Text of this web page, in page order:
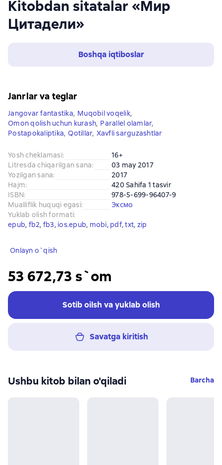
Kitobdan sitatalar «Мир
Цитадели»
Boshqa iqtiboslar
Janrlar va teglar
Jangovar fantastika, Muqobil voqelik,
Omon qolish uchun kurash, Parallel olamlar,
Postapokaliptika, Qotillar, Xavfli sarguzashtlar
Yosh cheklamasi:
16+
Litresda chiqarilgan sana:
03 may 2017
Yozilgan sana:
2017
Hajm:
420 Sahifa 1 tasvir
ISBN:
978-5-699-96407-9
Mualliflik huquqi egasi:
Эксмо
Yuklab olish formati:
epub, fb2, fb3, ios.epub, mobi, pdf, txt, zip
Onlayn o`qish
53 672,73 s`om
Sotib oilsh va yuklab olish
Savatga kiritish
Ushbu kitob bilan o'qiladi Barcha